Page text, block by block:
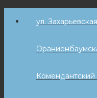
ул.
Комендантский